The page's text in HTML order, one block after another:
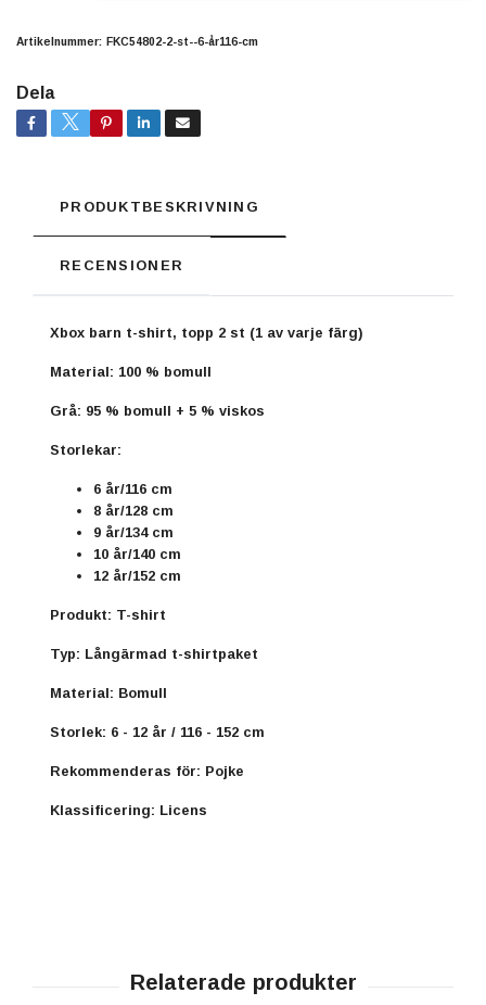
Artikelnummer: FKC54802-2-st--6-år116-cm
Dela
PRODUKTBESKRIVNING
RECENSIONER
Xbox barn t-shirt, topp 2 st (1 av varje färg)
Material: 100 % bomull
Grå: 95 % bomull + 5 % viskos
Storlekar:
6 år/116 cm
8 år/128 cm
9 år/134 cm
10 år/140 cm
12 år/152 cm
Produkt: T-shirt
Typ: Långärmad t-shirtpaket
Material: Bomull
Storlek: 6 - 12 år / 116 - 152 cm
Rekommenderas för: Pojke
Klassificering: Licens